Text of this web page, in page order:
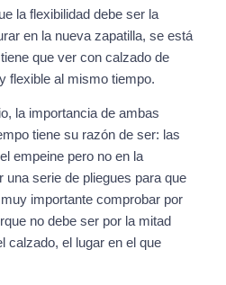
la flexibilidad debe ser la
en la nueva zapatilla, se está
que ver con calzado de
flexible al mismo tiempo.
la importancia de ambas
tiene su razón de ser: las
empeine pero no en la
una serie de pliegues para que
importante comprobar por
no debe ser por la mitad
calzado, el lugar en el que